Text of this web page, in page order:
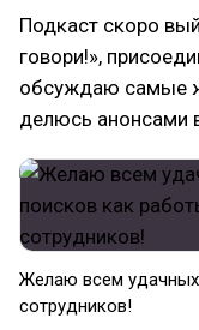
Подкаст скоро
говори!»,
обсуждаю самые
делюсь анонсами
Желаю всем удачных
сотрудников!